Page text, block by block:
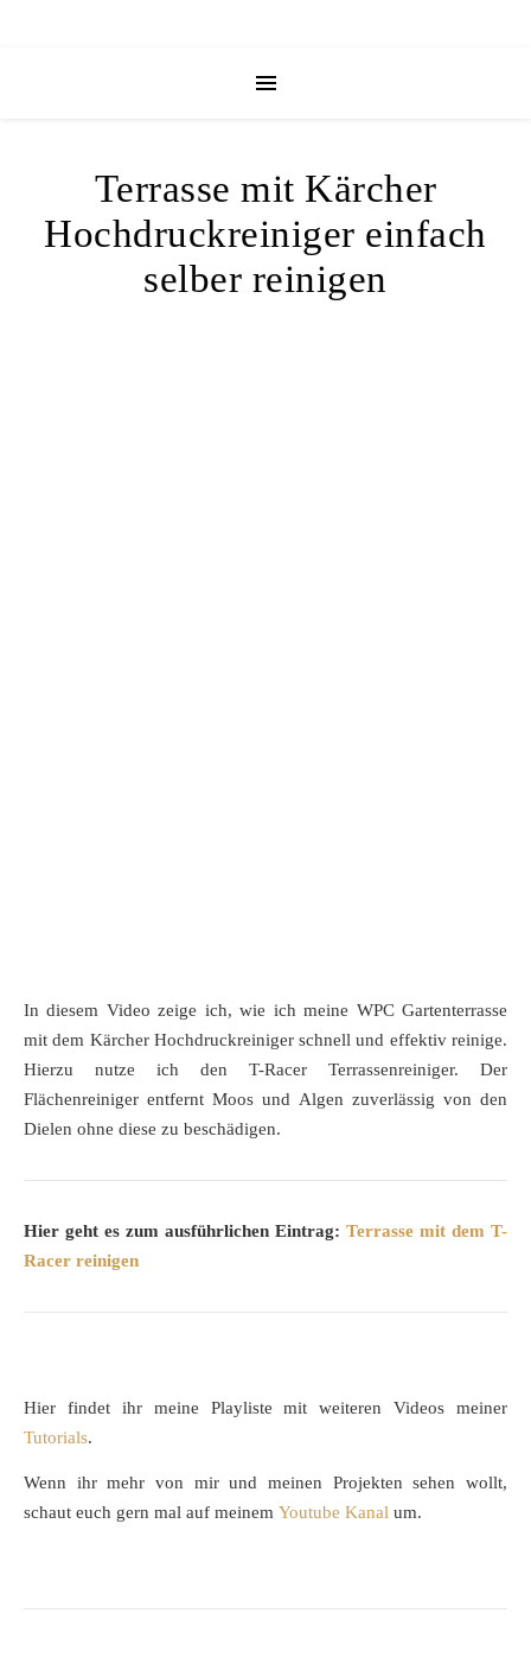
Terrasse mit Kärcher
Hochdruckreiniger einfach
selber reinigen
In diesem Video zeige ich, wie ich meine WPC Gartenterrasse
mit dem Kärcher Hochdruckreiniger schnell und effektiv reinige.
Hierzu nutze ich den T-Racer Terrassenreiniger. Der
Flächenreiniger entfernt Moos und Algen zuverlässig von den
Dielen ohne diese zu beschädigen.
Hier geht es zum ausführlichen Eintrag: Terrasse mit dem T-
Racer reinigen
Hier findet ihr meine Playliste mit weiteren Videos meiner
Tutorials.
Wenn ihr mehr von mir und meinen Projekten sehen wollt,
schaut euch gern mal auf meinem Youtube Kanal um.